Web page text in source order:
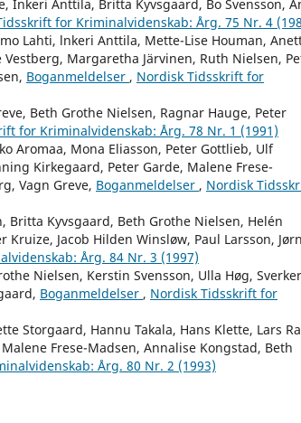
Inkeri Anttila, Britta Kyvsgaard, Bo Svensson,
for Kriminalvidenskab: Årg. 75 Nr. 4
Lahti, lnkeri Anttila, Mette-Lise Houman,
Margaretha Järvinen, Ruth Nielsen,
Boganmeldelser , Nordisk Tidsskrift for
Beth Grothe Nielsen, Ragnar Hauge, Peter
for Kriminalvidenskab: Årg. 78 Nr. 1 (1991)
Aromaa, Mona Eliasson, Peter Gottlieb, Ulf
Kirkegaard, Peter Garde, Malene Frese-
Vagn Greve, Boganmeldelser , Nordisk
Britta Kyvsgaard, Beth Grothe Nielsen, Helén
Jacob Hilden Winsløw, Paul Larsson, Jørn
Årg. 84 Nr. 3 (1997)
Nielsen, Kerstin Svensson, Ulla Høg, Sverker
Boganmeldelser , Nordisk Tidsskrift for
Storgaard, Hannu Takala, Hans Klette, Lars
Frese-Madsen, Annalise Kongstad, Beth
Årg. 80 Nr. 2 (1993)